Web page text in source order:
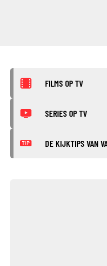
FILMS OP TV
SERIES OP TV
TIP DE KIJKTIPS VAN